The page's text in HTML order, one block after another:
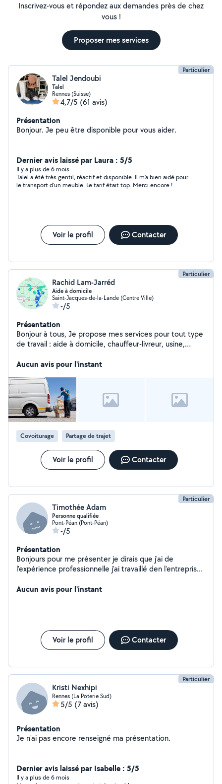
Inscrivez-vous et répondez aux demandes près de chez
vous !
Proposer mes services
Particulier
Talel Jendoubi
Talel
Rennes (Suisse)
4,7/5 (61 avis)
Présentation
Bonjour. Je peu être disponible pour vous aider.
Dernier avis laissé par Laura : 5/5
Il y a plus de 6 mois
Talel a été très gentil, réactif et disponible. Il m’a bien aidé pour
le transport d’un meuble. Le tarif était top. Merci encore !
Voir le profil Contacter
Particulier
Rachid Lam-Jarréd
Aide à domicile
Saint-Jacques-de-la-Lande (Centre Ville)
-/5
Présentation
Bonjour à tous, Je propose mes services pour tout type
de travail : aide à domicile, chauffeur-livreur, usine,
véhicule à disposition. N'hésitez pas à me contacter
Aucun avis pour l'instant
Covoiturage Partage de trajet
Voir le profil Contacter
Particulier
Timothée Adam
Personne qualifiée
Pont-Péan (Pont-Péan)
-/5
Présentation
Bonjours pour me présenter je dirais que j'ai de
l'expérience professionnelle j'ai travaillé den l'entreprise
Aucun avis pour l'instant
Voir le profil Contacter
Particulier
Kristi Nexhipi
Rennes (La Poterie Sud)
5/5 (7 avis)
Présentation
Je n'ai pas encore renseigné ma présentation.
Dernier avis laissé par Isabelle : 5/5
Il y a plus de 6 mois